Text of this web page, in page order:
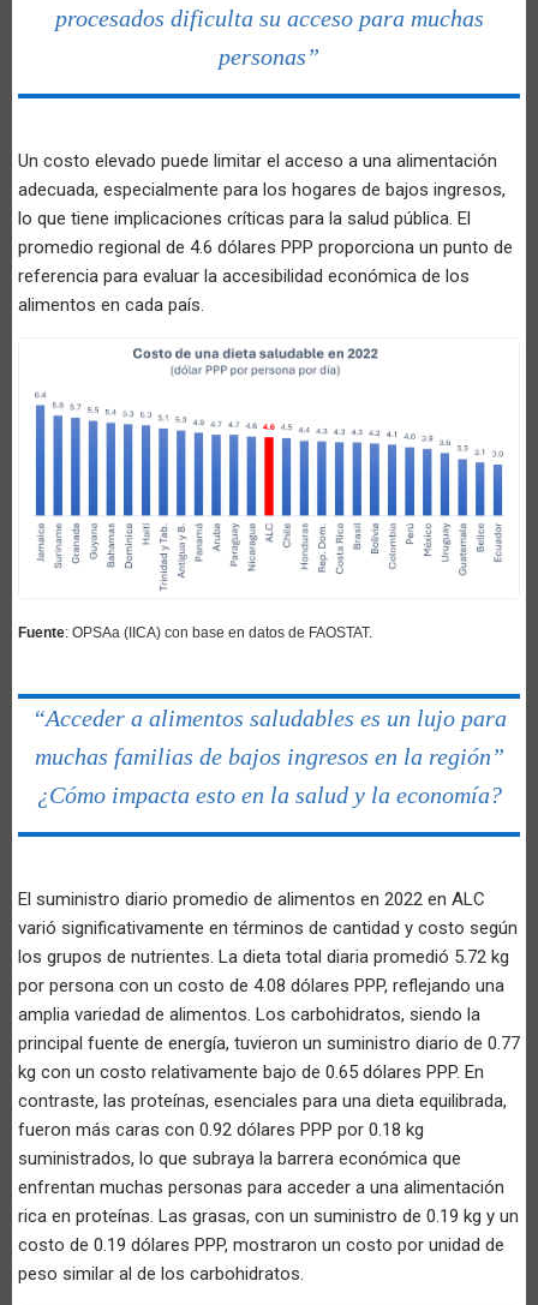
procesados dificulta su acceso para muchas
personas”
Un costo elevado puede limitar el acceso a una alimentación
adecuada, especialmente para los hogares de bajos ingresos,
lo que tiene implicaciones críticas para la salud pública. El
promedio regional de 4.6 dólares PPP proporciona un punto de
referencia para evaluar la accesibilidad económica de los
alimentos en cada país.
Fuente: OPSAa (IICA) con base en datos de FAOSTAT.
“Acceder a alimentos saludables es un lujo para
muchas familias de bajos ingresos en la región”
¿Cómo impacta esto en la salud y la economía?
El suministro diario promedio de alimentos en 2022 en ALC
varió significativamente en términos de cantidad y costo según
los grupos de nutrientes. La dieta total diaria promedió 5.72 kg
por persona con un costo de 4.08 dólares PPP, reflejando una
amplia variedad de alimentos. Los carbohidratos, siendo la
principal fuente de energía, tuvieron un suministro diario de 0.77
kg con un costo relativamente bajo de 0.65 dólares PPP. En
contraste, las proteínas, esenciales para una dieta equilibrada,
fueron más caras con 0.92 dólares PPP por 0.18 kg
suministrados, lo que subraya la barrera económica que
enfrentan muchas personas para acceder a una alimentación
rica en proteínas. Las grasas, con un suministro de 0.19 kg y un
costo de 0.19 dólares PPP, mostraron un costo por unidad de
peso similar al de los carbohidratos.